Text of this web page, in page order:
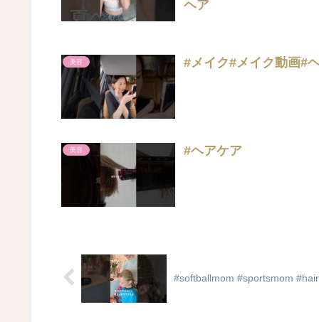
ヘア
美容 #メイク#メイク動画#
美容 #ヘアケア
#softballmom #sportsmom